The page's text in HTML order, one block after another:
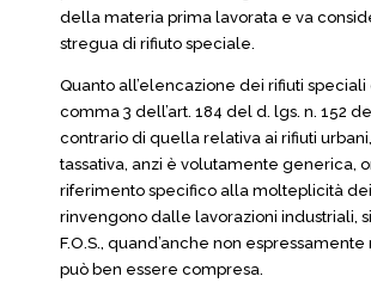
della materia prima lavorata e va
stregua di rifiuto speciale.
Quanto all’elencazione dei rifiuti
comma 3 dell’art. 184 del d. lgs. n. 152
contrario di quella relativa ai rifiuti
tassativa, anzi è volutamente generica,
riferimento specifico alla molteplicità
rinvengono dalle lavorazioni industriali,
F.O.S., quand’anche non
può ben essere compresa.